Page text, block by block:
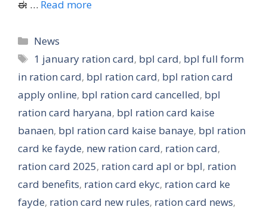
ಈ … Read more
Categories
News
Tags
1 january ration card, bpl card, bpl full form
in ration card, bpl ration card, bpl ration card
apply online, bpl ration card cancelled, bpl
ration card haryana, bpl ration card kaise
banaen, bpl ration card kaise banaye, bpl ration
card ke fayde, new ration card, ration card,
ration card 2025, ration card apl or bpl, ration
card benefits, ration card ekyc, ration card ke
fayde, ration card new rules, ration card news,